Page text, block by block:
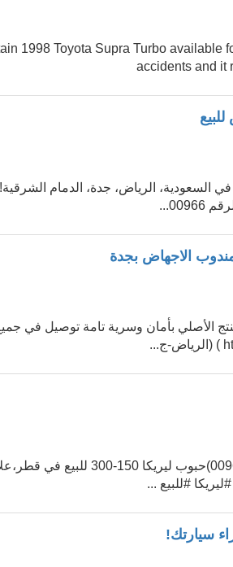
1998 Toyota Supra Turbo
accidents and it
الآن متوفرة في السعودية، الرياض، جدة،
(0596467361) | احصل على المنتج الأصلي بأمان وسرية
الامارات،دواء ليريكا 150-300 للبيع في
سيارتك!